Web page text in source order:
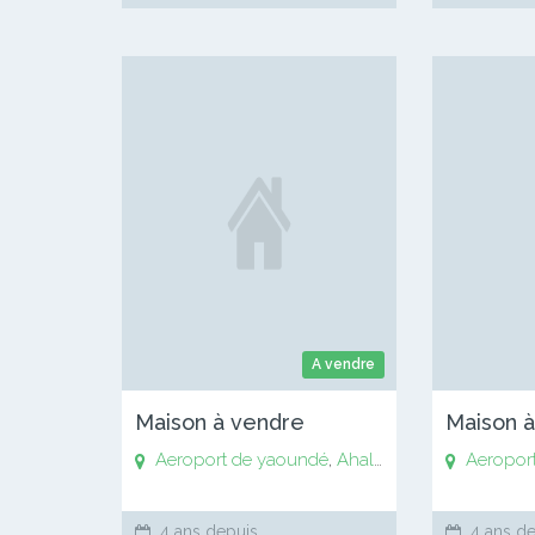
A vendre
Maison à vendre
Aeroport de yaoundé,Ahala Anguissa,Awaé,
4 ans depuis
Maison
4 ans